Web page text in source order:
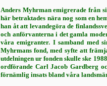
Anders Myhrman emigrerade från
här betrak­tades nära nog som en
han åt att levandegöra de
och anförvanterna i det gamla
våra emigranter. I samband med
Myhrmans fond, med syfte att
utdelningen ur fonden skulle ske
ordförande Carl Jacob Gardberg
förnämlig insats bland våra